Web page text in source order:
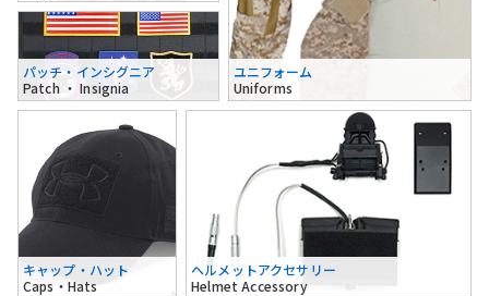
パッチ・インシグニア
Patch ・ Insignia
ユニフォーム
Uniforms
キャップ・ハット
Caps・Hats
ヘルメットアクセサリー
Helmet Accessory